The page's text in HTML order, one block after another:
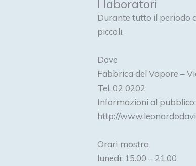
I laboratori
Durante tutto il periodo
piccoli.
Dove
Fabbrica del Vapore –
Tel. 02 0202
Informazioni al
http://
Orari mostra
lunedì: 15.00 – 21.00